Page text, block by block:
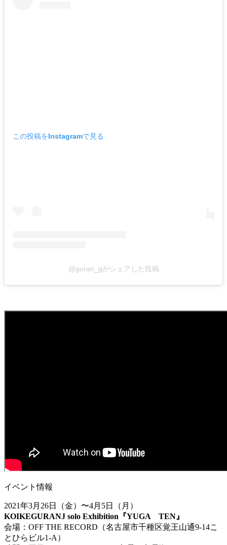
この投稿をInstagramで見る
@guran_gがシェアした投稿
イベント情報
2021年3月26日（金）〜4月5日（月）
KOIKEGURANJ solo Exhibition『YUGA TEN』
会場：OFF THE RECORD（名古屋市千種区覚王山通9-14こ
とひらビル1-A）